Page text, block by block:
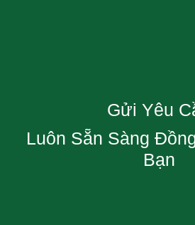
Gửi Yêu
Luôn Sẵn Sàng
Bạn